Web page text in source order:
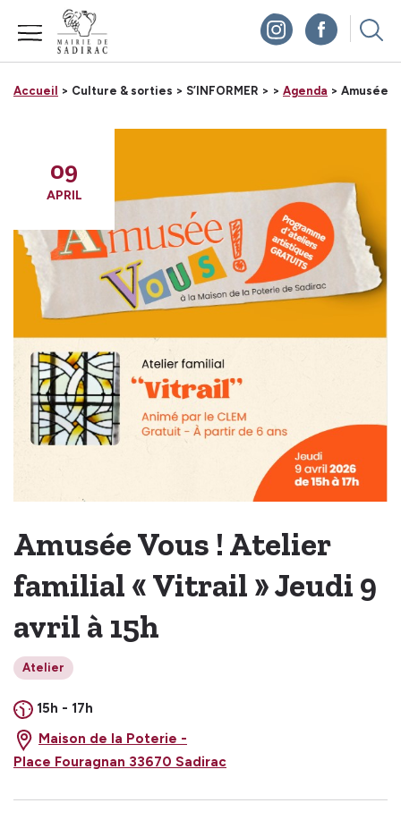
Accueil > Culture & sorties > S’INFORMER > > Agenda > Amusée
09
APRIL
Amusée Vous ! Atelier
familial « Vitrail » Jeudi 9
avril à 15h
Atelier
15h - 17h
Maison de la Poterie -
Place Fouragnan 33670 Sadirac
Panneau de gestion des cookies